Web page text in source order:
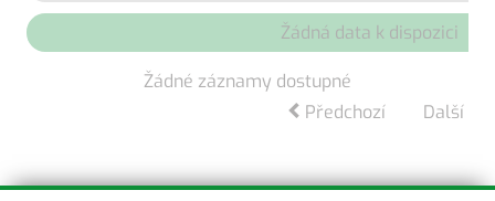
Žádná data k dispozici
Žádné záznamy dostupné
Předchozí
Další